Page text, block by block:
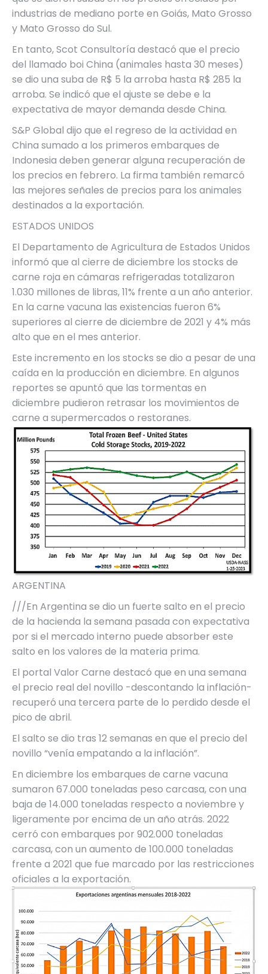
industrias de mediano porte en Goiás, Mato Grosso
y Mato Grosso do Sul.
En tanto, Scot Consultoría destacó que el precio
del llamado boi China (animales hasta 30 meses)
se dio una suba de R$ 5 la arroba hasta R$ 285 la
arroba. Se indicó que el ajuste se debe e la
expectativa de mayor demanda desde China.
S&P Global dijo que el regreso de la actividad en
China sumado a los primeros embarques de
Indonesia deben generar alguna recuperación de
los precios en febrero. La firma también remarcó
las mejores señales de precios para los animales
destinados a la exportación.
ESTADOS UNIDOS
El Departamento de Agricultura de Estados Unidos
informó que al cierre de diciembre los stocks de
carne roja en cámaras refrigeradas totalizaron
1.030 millones de libras, 11% frente a un año anterior.
En la carne vacuna las existencias fueron 6%
superiores al cierre de diciembre de 2021 y 4% más
alto que en el mes anterior.
Este incremento en los stocks se dio a pesar de una
caída en la producción en diciembre. En algunos
reportes se apuntó que las tormentas en
diciembre pudieron retrasar los movimientos de
carne a supermercados o restoranes.
ARGENTINA
///En Argentina se dio un fuerte salto en el precio
de la hacienda la semana pasada con expectativa
por si el mercado interno puede absorber este
salto en los valores de la materia prima.
El portal Valor Carne destacó que en una semana
el precio real del novillo -descontando la inflación-
recuperó una tercera parte de lo perdido desde el
pico de abril.
El salto se dio tras 12 semanas en que el precio del
novillo “venía empatando a la inflación”.
En diciembre los embarques de carne vacuna
sumaron 67.000 toneladas peso carcasa, con una
baja de 14.000 toneladas respecto a noviembre y
ligeramente por encima de un año atrás. 2022
cerró con embarques por 902.000 toneladas
carcasa, con un aumento de 100.000 toneladas
frente a 2021 que fue marcado por las restricciones
oficiales a la exportación.